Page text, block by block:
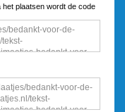
plaatsen wordt de code